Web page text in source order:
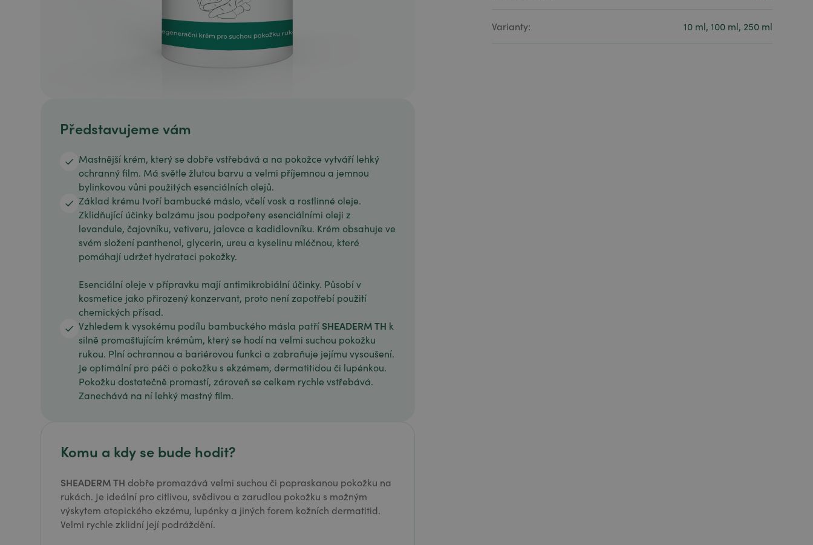
Představujeme vám
Mastnější krém, který se dobře vstřebává a na pokožce vytváří lehký
ochranný film. Má světle žlutou barvu a velmi příjemnou a jemnou
bylinkovou vůni použitých esenciálních olejů.
Základ krému tvoří bambucké máslo, včelí vosk a rostlinné oleje.
Zklidňující účinky balzámu jsou podpořeny esenciálními oleji z
levandule, čajovníku, vetiveru, jalovce a kadidlovníku. Krém obsahuje ve
svém složení panthenol, glycerin, ureu a kyselinu mléčnou, které
pomáhají udržet hydrataci pokožky.
Esenciální oleje v přípravku mají antimikrobiální účinky. Působí v
kosmetice jako přirozený konzervant, proto není zapotřebí použití
chemických přísad.
Vzhledem k vysokému podílu bambuckého másla patří SHEADERM TH k
silně promašťujícím krémům, který se hodí na velmi suchou pokožku
rukou. Plní ochrannou a bariérovou funkci a zabraňuje jejímu vysoušení.
Je optimální pro péči o pokožku s ekzémem, dermatitidou či lupénkou.
Pokožku dostatečně promastí, zároveň se celkem rychle vstřebává.
Zanechává na ní lehký mastný film.
Komu a kdy se bude hodit?
SHEADERM TH dobře promazává velmi suchou či popraskanou pokožku na
rukách. Je ideální pro citlivou, svědivou a zarudlou pokožku s možným
výskytem atopického ekzému, lupénky a jiných forem kožních dermatitid.
Velmi rychle zklidní její podráždění.
Varianty: 10 ml, 100 ml, 250 ml